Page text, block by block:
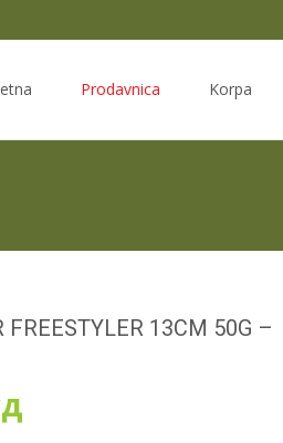
Prodavnica Korpa
FREESTYLER 13CM 50G –